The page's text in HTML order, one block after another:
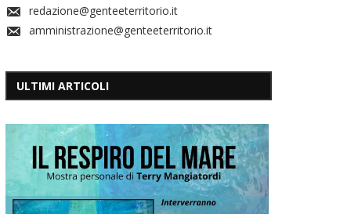
redazione@genteeterritorio.it
amministrazione@genteeterritorio.it
ULTIMI ARTICOLI